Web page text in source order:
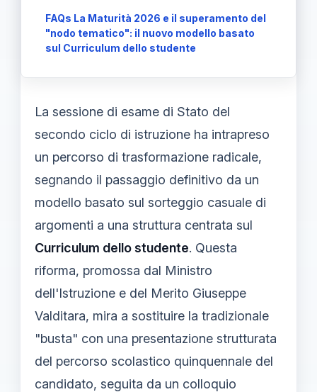
FAQs La Maturità 2026 e il superamento del
"nodo tematico": il nuovo modello basato
sul Curriculum dello studente
La sessione di esame di Stato del
secondo ciclo di istruzione ha intrapreso
un percorso di trasformazione radicale,
segnando il passaggio definitivo da un
modello basato sul sorteggio casuale di
argomenti a una struttura centrata sul
Curriculum dello studente. Questa
riforma, promossa dal Ministro
dell'Istruzione e del Merito Giuseppe
Valditara, mira a sostituire la tradizionale
"busta" con una presentazione strutturata
del percorso scolastico quinquennale del
candidato, seguita da un colloquio